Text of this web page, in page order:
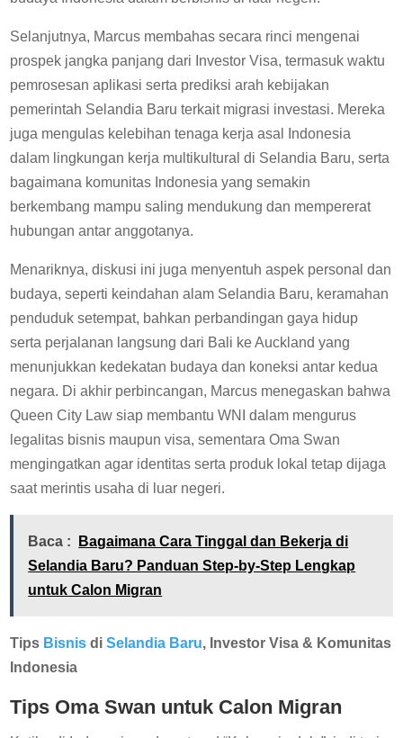
Selanjutnya, Marcus membahas secara rinci mengenai
prospek jangka panjang dari Investor Visa, termasuk waktu
pemrosesan aplikasi serta prediksi arah kebijakan
pemerintah Selandia Baru terkait migrasi investasi. Mereka
juga mengulas kelebihan tenaga kerja asal Indonesia
dalam lingkungan kerja multikultural di Selandia Baru, serta
bagaimana komunitas Indonesia yang semakin
berkembang mampu saling mendukung dan mempererat
hubungan antar anggotanya.
Menariknya, diskusi ini juga menyentuh aspek personal dan
budaya, seperti keindahan alam Selandia Baru, keramahan
penduduk setempat, bahkan perbandingan gaya hidup
serta perjalanan langsung dari Bali ke Auckland yang
menunjukkan kedekatan budaya dan koneksi antar kedua
negara. Di akhir perbincangan, Marcus menegaskan bahwa
Queen City Law siap membantu WNI dalam mengurus
legalitas bisnis maupun visa, sementara Oma Swan
mengingatkan agar identitas serta produk lokal tetap dijaga
saat merintis usaha di luar negeri.
Baca :
Bagaimana Cara Tinggal dan Bekerja di
Selandia Baru? Panduan Step-by-Step Lengkap
untuk Calon Migran
Tips Bisnis diSelandia Baru, Investor Visa & Komunitas
Indonesia
Tips Oma Swan untuk Calon Migran